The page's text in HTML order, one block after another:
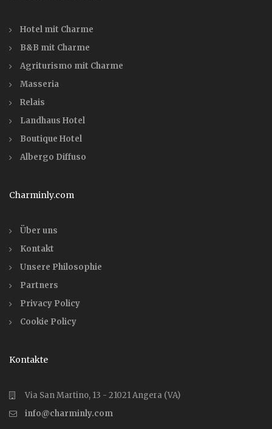
Hotel mit Charme
B&B mit Charme
Agriturismo mit Charme
Masseria
Relais
Landhaus Hotel
Boutique Hotel
Albergo Diffuso
Charminly.com
Über uns
Kontakt
Unsere Philosophie
Partners
Privacy Policy
Cookie Policy
Kontakte
Via San Martino, 13 - 21021 Angera (VA)
info@charminly.com